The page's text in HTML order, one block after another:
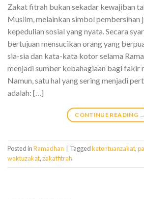
Zakat fitrah bukan sekadar kewajiban
Muslim, melainkan simbol pembersihan
kepedulian sosial yang nyata. Secara
bertujuan mensucikan orang yang
sia-sia dan kata-kata kotor selama
menjadi sumber kebahagiaan bagi fakir
Namun, satu hal yang sering menjadi
adalah: […]
CONTINUE READING →
Posted inRamadhan Taggedketentuanzakat,
waktuzakat,zakatfitrah